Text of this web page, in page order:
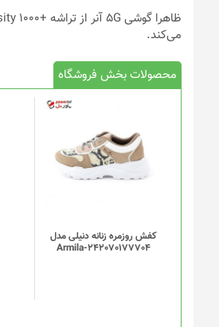
می‌کند.
محصولات بخش فروشگاه
کفش روزمره زنانه دنیلی مدل
Armila-242070177704